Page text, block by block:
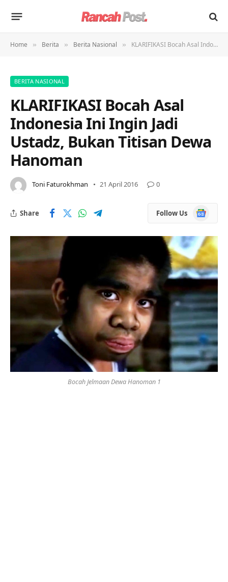
Home » Berita » Berita Nasional » KLARIFIKASI Bocah Asal Indonesia Ini Ingin Jadi Ustadz, Bukan Titisan Dewa Hanoman
BERITA NASIONAL
KLARIFIKASI Bocah Asal
Indonesia Ini Ingin Jadi
Ustadz, Bukan Titisan Dewa
Hanoman
Toni Faturokhman 21 April 2016 0
Share Follow Us
Google
News
Bocah Jelmaan Dewa Hanoman 1